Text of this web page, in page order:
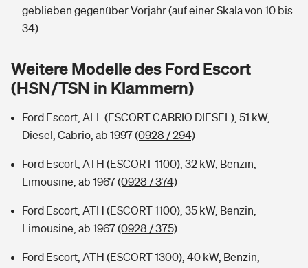
Tools
Hochwasser-Check: Wie gefährdet ist Ihr Haus?
Sie haben Fragen?
Handyversicherung
Private Cyberversicherung
Zur Übersicht
Kinderunfall-Check: Mehr Sicherheit für deine Kids
Wer versichert was: Jetzt Versicherer finden
Rentenrechner: Wie viel Geld bekomme ich im Alter?
geblieben gegenüber Vorjahr (auf einer Skala von 10 bis
34)
Weitere Modelle des Ford Escort
(HSN/TSN in Klammern)
Ford Escort, ALL (ESCORT CABRIO DIESEL), 51 kW,
Diesel, Cabrio, ab 1997(0928 / 294)
Ford Escort, ATH (ESCORT 1100), 32 kW, Benzin,
Limousine, ab 1967(0928 / 374)
Ford Escort, ATH (ESCORT 1100), 35 kW, Benzin,
Limousine, ab 1967(0928 / 375)
Ford Escort, ATH (ESCORT 1300), 40 kW, Benzin,